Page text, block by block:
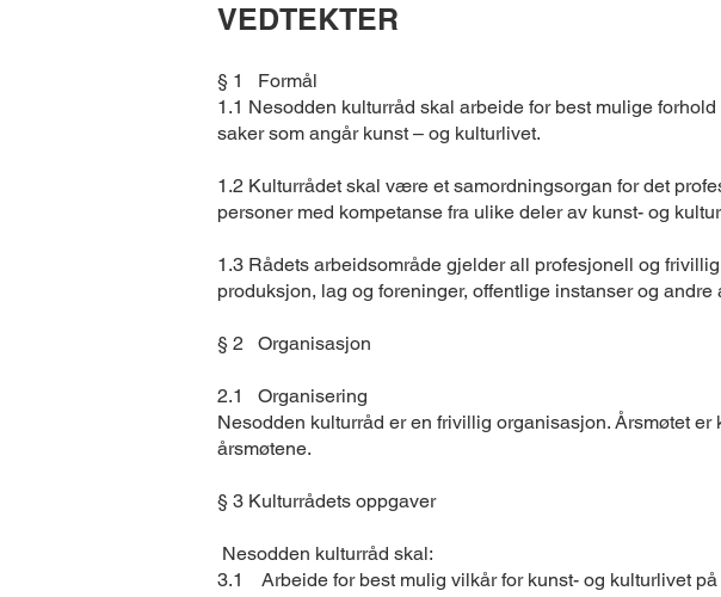
VEDTEKTER
§ 1 Formål
1.1 Nesodden kulturråd skal arbeide for best mulige
saker som angår kunst – og kulturlivet.
1.2 Kulturrådet skal være et samordningsorgan for det
personer med kompetanse fra ulike deler av kunst- og
1.3 Rådets arbeidsområde gjelder all profesjonell og
produksjon, lag og foreninger, offentlige instanser og andre
§ 2 Organisasjon
2.1 Organisering
Nesodden kulturråd er en frivillig organisasjon. Årsmøtet
årsmøtene.
§ 3 Kulturrådets oppgaver
Nesodden kulturråd skal:
3.1 Arbeide for best mulig vilkår for kunst- og kulturlivet